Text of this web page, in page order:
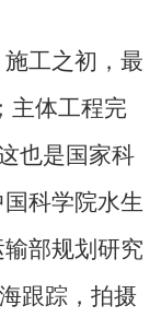
工之初，最
主体工程完
也是国家科
科学院水生
部规划研究
跟踪，拍摄